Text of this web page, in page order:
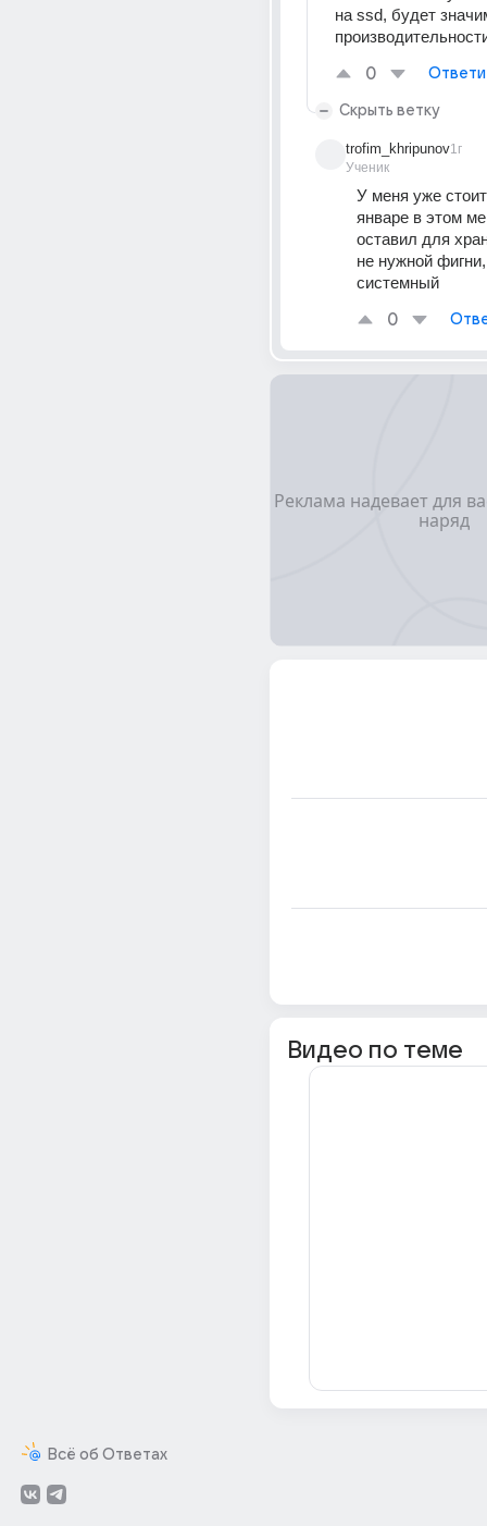
Всё об Ответах
на ssd, будет
0
Скрыть ветку
trofim_khripunov
Ученик
1г
У меня уже
январе в этом
оставил для
не нужной
системный
0
Видео по теме